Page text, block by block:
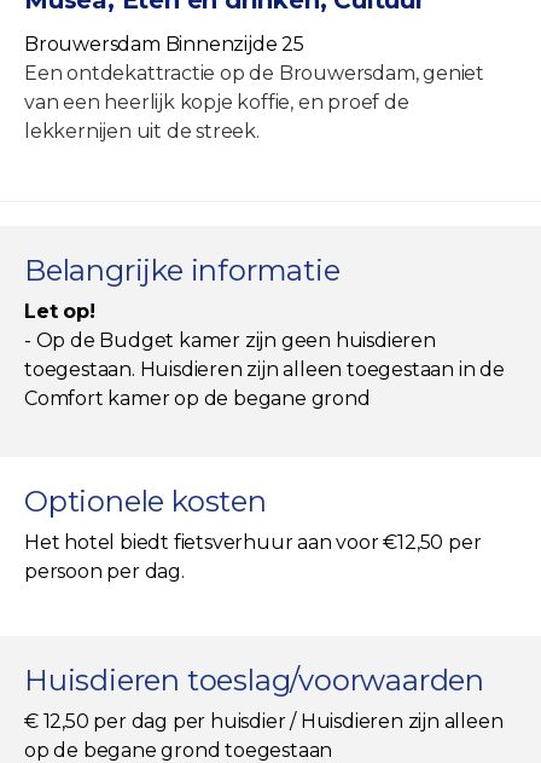
Brouwersdam Binnenzijde 25
Een ontdekattractie op de Brouwersdam, geniet
van een heerlijk kopje koffie, en proef de
lekkernijen uit de streek.
Belangrijke informatie
Let op!
- Op de Budget kamer zijn geen huisdieren
toegestaan. Huisdieren zijn alleen toegestaan in de
Comfort kamer op de begane grond
Optionele kosten
Het hotel biedt fietsverhuur aan voor €12,50 per
persoon per dag.
Huisdieren toeslag/voorwaarden
€ 12,50 per dag per huisdier / Huisdieren zijn alleen
op de begane grond toegestaan